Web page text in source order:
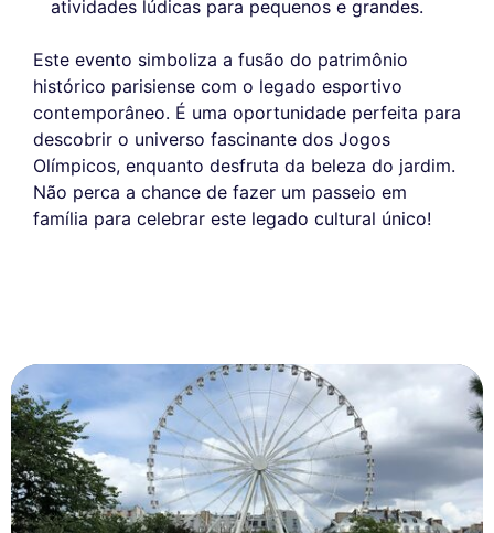
atividades lúdicas para pequenos e grandes.
Este evento simboliza a fusão do patrimônio
histórico parisiense com o legado esportivo
contemporâneo. É uma oportunidade perfeita para
descobrir o universo fascinante dos Jogos
Olímpicos, enquanto desfruta da beleza do jardim.
Não perca a chance de fazer um passeio em
família para celebrar este legado cultural único!